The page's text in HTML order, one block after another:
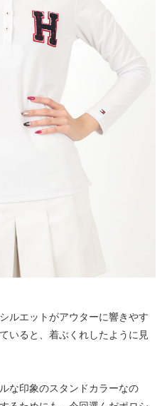
ルエットがアウターに響きやす
いると、着ぶくれしたように見
な印象のスタンドカラーなの